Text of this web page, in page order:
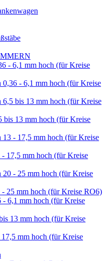
- 6,1 mm hoch (für Kreise
0,36 - 6,1 mm hoch (für Kreise
6,5 bis 13 mm hoch (für Kreise
bis 13 mm hoch (für Kreise
13 - 17,5 mm hoch (für Kreise
17,5 mm hoch (für Kreise
20 - 25 mm hoch (für Kreise
- 25 mm hoch (für Kreise RO6)
- 6,1 mm hoch (für Kreise
13 mm hoch (für Kreise
mm hoch (für Kreise